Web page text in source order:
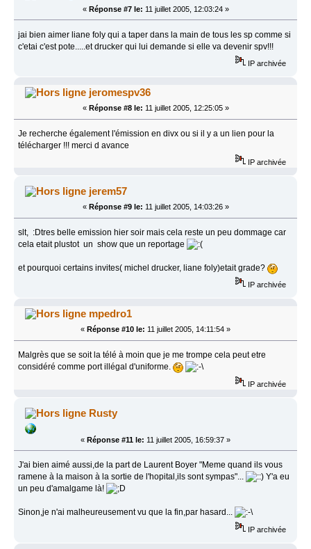
« Réponse #7 le: 11 juillet 2005, 12:03:24 »
jai bien aimer liane foly qui a taper dans la main de tous les sp comme si
c'etai c'est pote.....et drucker qui lui demande si elle va devenir spv!!!
IP archivée
jeromespv36
« Réponse #8 le: 11 juillet 2005, 12:25:05 »
Je recherche également l'émission en divx ou si il y a un lien pour la
télécharger !!! merci d avance
IP archivée
jerem57
« Réponse #9 le: 11 juillet 2005, 14:03:26 »
slt, :Dtres belle emission hier soir mais cela reste un peu dommage car
cela etait plustot un show que un reportage
et pourquoi certains invites( michel drucker, liane foly)etait grade?
IP archivée
mpedro1
« Réponse #10 le: 11 juillet 2005, 14:11:54 »
Malgrès que se soit la télé à moin que je me trompe cela peut etre
considéré comme port illégal d'uniforme.
IP archivée
Rusty
« Réponse #11 le: 11 juillet 2005, 16:59:37 »
J'ai bien aimé aussi,de la part de Laurent Boyer "Meme quand ils vous
ramene à la maison à la sortie de l'hopital,ils sont sympas"...
Y'a eu
un peu d'amalgame là!
Sinon,je n'ai malheureusement vu que la fin,par hasard...
IP archivée